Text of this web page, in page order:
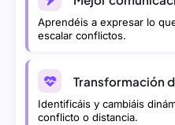
Aprendéis a expresar lo
escalar conflictos.
Transformación
Identificáis y cambiáis
conflicto o distancia.